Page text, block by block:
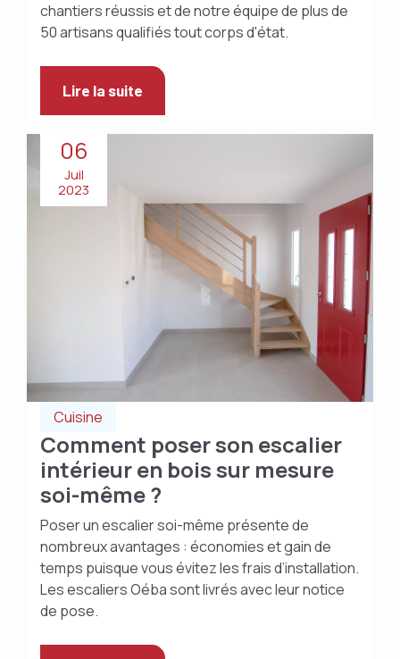
chantiers réussis et de notre équipe de plus de
50 artisans qualifiés tout corps d'état.
Lire la suite
06
Juil
2023
Cuisine
Comment poser son escalier
intérieur en bois sur mesure
soi-même ?
Poser un escalier soi-même présente de
nombreux avantages : économies et gain de
temps puisque vous évitez les frais d’installation.
Les escaliers Oéba sont livrés avec leur notice
de pose.